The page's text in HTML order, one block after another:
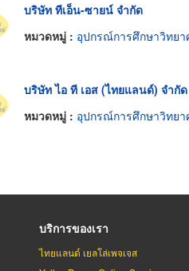
บริษัท ทีเอ็น-ซายน์ จำกัด
หมวดหมู่ : อุปกรณ์การศึกษาวิทยาศาสตร์แล
บริษัท ไอ ที เอส (ไทยแลนด์) จำกัด
หมวดหมู่ : อุปกรณ์การศึกษาวิทยาศาสตร์แล
บริการของเรา
ไทยแลนด์ เยลโล่เพจเจส